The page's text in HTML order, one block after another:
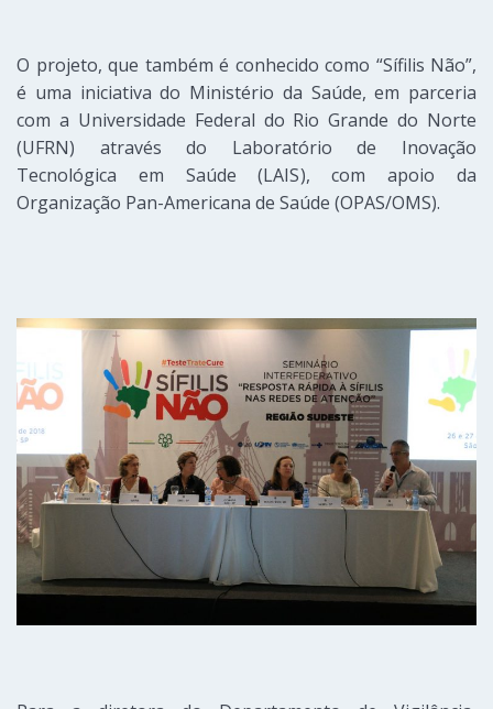
O projeto, que também é conhecido como “Sífilis Não”,
é uma iniciativa do Ministério da Saúde, em parceria
com a Universidade Federal do Rio Grande do Norte
(UFRN) através do Laboratório de Inovação
Tecnológica em Saúde (LAIS), com apoio da
Organização Pan-Americana de Saúde (OPAS/OMS).